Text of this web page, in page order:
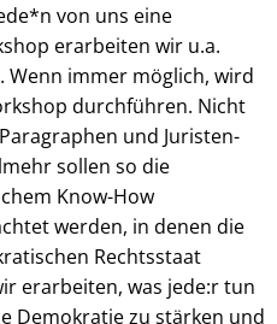
von uns eine
erarbeiten wir u.a.
Wenn immer möglich, wird
durchführen. Nicht
und Juristen-
sollen so die
Know-How
werden, in denen die
Rechtsstaat
erarbeiten, was jede:r tun
Demokratie zu stärken und